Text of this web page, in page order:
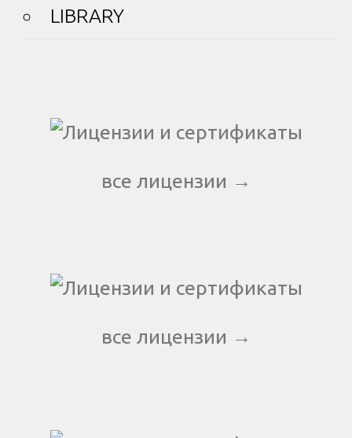
LIBRARY
все лицензии →
все лицензии →